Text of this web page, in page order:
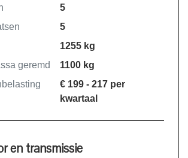
5
5
1255 kg
geremd
1100 kg
€ 199 - 217 per
kwartaal
en transmissie